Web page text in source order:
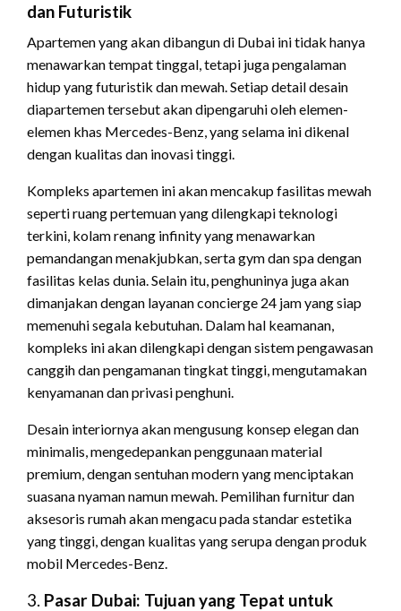
dan Futuristik
Apartemen yang akan dibangun di Dubai ini tidak hanya
menawarkan tempat tinggal, tetapi juga pengalaman
hidup yang futuristik dan mewah. Setiap detail desain
diapartemen tersebut akan dipengaruhi oleh elemen-
elemen khas Mercedes-Benz, yang selama ini dikenal
dengan kualitas dan inovasi tinggi.
Kompleks apartemen ini akan mencakup fasilitas mewah
seperti ruang pertemuan yang dilengkapi teknologi
terkini, kolam renang infinity yang menawarkan
pemandangan menakjubkan, serta gym dan spa dengan
fasilitas kelas dunia. Selain itu, penghuninya juga akan
dimanjakan dengan layanan concierge 24 jam yang siap
memenuhi segala kebutuhan. Dalam hal keamanan,
kompleks ini akan dilengkapi dengan sistem pengawasan
canggih dan pengamanan tingkat tinggi, mengutamakan
kenyamanan dan privasi penghuni.
Desain interiornya akan mengusung konsep elegan dan
minimalis, mengedepankan penggunaan material
premium, dengan sentuhan modern yang menciptakan
suasana nyaman namun mewah. Pemilihan furnitur dan
aksesoris rumah akan mengacu pada standar estetika
yang tinggi, dengan kualitas yang serupa dengan produk
mobil Mercedes-Benz.
3. Pasar Dubai: Tujuan yang Tepat untuk